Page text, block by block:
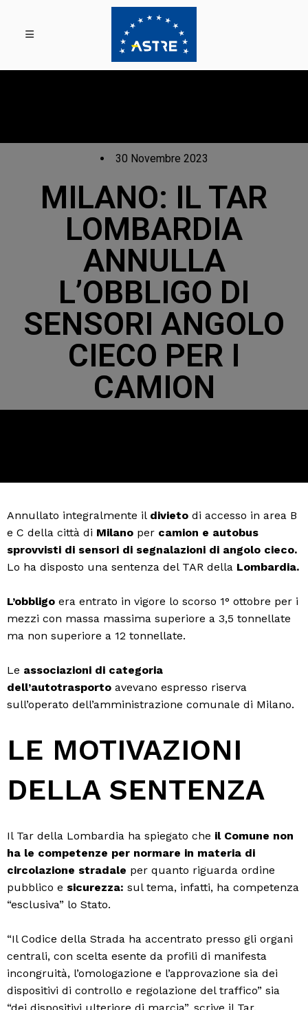
30 Novembre 2023
MILANO: IL TAR
LOMBARDIA
ANNULLA
L’OBBLIGO DI
SENSORI ANGOLO
CIECO PER I
CAMION
Annullato integralmente il divieto di accesso in area B
e C della città di Milano per camion e autobus
sprovvisti di sensori di segnalazioni di angolo cieco.
Lo ha disposto una sentenza del TAR della Lombardia.
L’obbligo era entrato in vigore lo scorso 1° ottobre per i
mezzi con massa massima superiore a 3,5 tonnellate
ma non superiore a 12 tonnellate.
Le associazioni di categoria
dell’autotrasporto avevano espresso riserva
sull’operato dell’amministrazione comunale di Milano.
LE MOTIVAZIONI
DELLA SENTENZA
Il Tar della Lombardia ha spiegato che il Comune non
ha le competenze per normare in materia di
circolazione stradale per quanto riguarda ordine
pubblico e sicurezza: sul tema, infatti, ha competenza
“esclusiva” lo Stato.
“Il Codice della Strada ha accentrato presso gli organi
centrali, con scelta esente da profili di manifesta
incongruità, l’omologazione e l’approvazione sia dei
dispositivi di controllo e regolazione del traffico” sia